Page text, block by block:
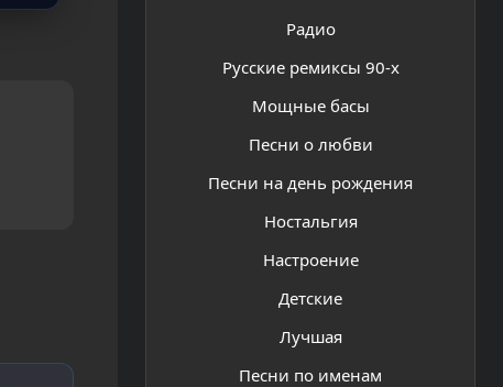
Радио
Русские ремиксы 90-х
Мощные басы
Песни о любви
Песни на день рождения
Ностальгия
Настроение
Детские
Лучшая
Песни по именам